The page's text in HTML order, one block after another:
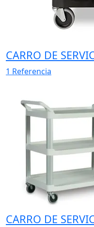
CARRO DE
1 Referencia
CARRO DE